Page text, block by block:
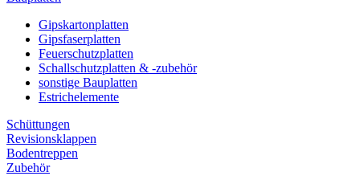
Gipskartonplatten
Gipsfaserplatten
Feuerschutzplatten
Schallschutzplatten & -zubehör
sonstige Bauplatten
Estrichelemente
Schüttungen
Revisionsklappen
Bodentreppen
Zubehör